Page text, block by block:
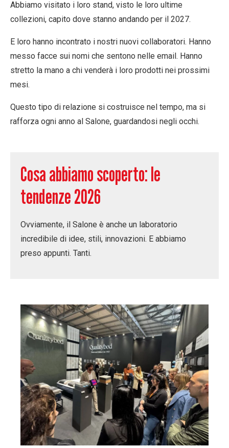
Abbiamo visitato i loro stand, visto le loro ultime
collezioni, capito dove stanno andando per il 2027.
E loro hanno incontrato i nostri nuovi collaboratori. Hanno
messo facce sui nomi che sentono nelle email. Hanno
stretto la mano a chi venderà i loro prodotti nei prossimi
mesi.
Questo tipo di relazione si costruisce nel tempo, ma si
rafforza ogni anno al Salone, guardandosi negli occhi.
Cosa abbiamo scoperto: le
tendenze 2026
Ovviamente, il Salone è anche un laboratorio
incredibile di idee, stili, innovazioni. E abbiamo
preso appunti. Tanti.